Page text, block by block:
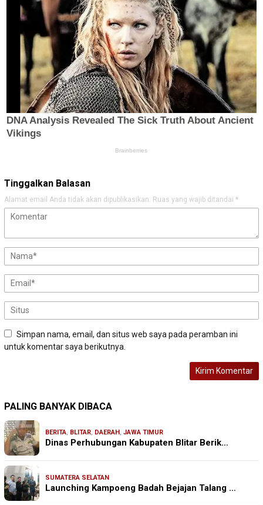
Tinggalkan Balasan
Alamat email Anda tidak akan dipublikasikan. Ruas yang wajib ditandai *
Simpan nama, email, dan situs web saya pada peramban ini
untuk komentar saya berikutnya.
PALING BANYAK DIBACA
BERITA, BLITAR, DAERAH , JAWA TIMUR
Dinas Perhubungan Kabupaten Blitar Berik…
SUMATERA SELATAN
Launching Kampoeng Badah Bejajan Talang …